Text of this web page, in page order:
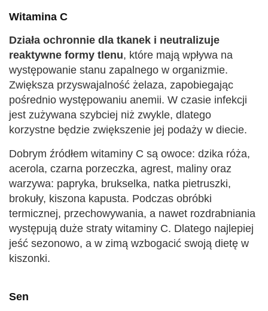
Witamina C
Działa ochronnie dla tkanek i neutralizuje
reaktywne formy tlenu, które mają wpływa na
występowanie stanu zapalnego w organizmie.
Zwiększa przyswajalność żelaza, zapobiegając
pośrednio występowaniu anemii. W czasie infekcji
jest zużywana szybciej niż zwykle, dlatego
korzystne będzie zwiększenie jej podaży w diecie.
Dobrym źródłem witaminy C są owoce: dzika róża,
acerola, czarna porzeczka, agrest, maliny oraz
warzywa: papryka, brukselka, natka pietruszki,
brokuły, kiszona kapusta. Podczas obróbki
termicznej, przechowywania, a nawet rozdrabniania
występują duże straty witaminy C. Dlatego najlepiej
jeść sezonowo, a w zimą wzbogacić swoją dietę w
kiszonki.
Sen